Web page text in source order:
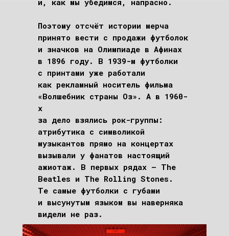
и, как мы убедимся, напрасно.
Поэтому отсчёт истории мерча
принято вести с продажи футболок
и значков на Олимпиаде в Афинах
в 1896 году. В 1939-м футболки
с принтами уже работали
как рекламный носитель фильма
«Волшебник страны Оз». А в 1960-
х
за дело взялись рок-группы:
атрибутика с символикой
музыкантов прямо на концертах
вызывали у фанатов настоящий
ажиотаж. В первых рядах – The
Beatles и The Rolling Stones.
Те самые футболки с губами
и высунутым языком вы наверняка
видели не раз.